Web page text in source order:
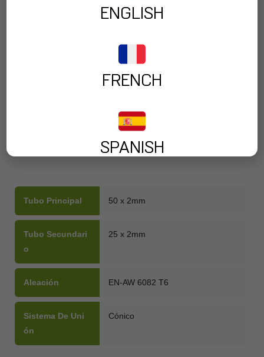
AÑADIR A SOLICITUD
Tubo Principal 50 x 2mm
Tubo Secundari
O
25 x 2mm
Aleación EN-AW 6082 T6
Sistema De Uni
Ón
Cónico
ENGLISH
FRENCH
SPANISH